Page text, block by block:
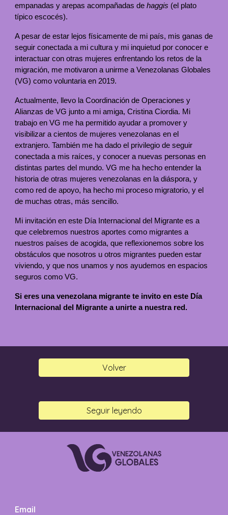
empanadas y arepas acompañadas dehaggis (el plato
típico escocés).
A pesar de estar lejos físicamente de mi país, mis ganas de
seguir conectada a mi cultura y mi inquietud por conocer e
interactuar con otras mujeres enfrentando los retos de la
migración, me motivaron a unirme a Venezolanas Globales
(VG) como voluntaria en 2019.
Actualmente, llevo la Coordinación de Operaciones y
Alianzas de VG junto a mi amiga, Cristina Ciordia. Mi
trabajo en VG me ha permitido ayudar a promover y
visibilizar a cientos de mujeres venezolanas en el
extranjero. También me ha dado el privilegio de seguir
conectada a mis raíces, y conocer a nuevas personas en
distintas partes del mundo. VG me ha hecho entender la
historia de otras mujeres venezolanas en la diáspora, y
como red de apoyo, ha hecho mi proceso migratorio, y el
de muchas otras, más sencillo.
Mi invitación en este Día Internacional del Migrante es a
que celebremos nuestros aportes como migrantes a
nuestros países de acogida, que reflexionemos sobre los
obstáculos que nosotros u otros migrantes pueden estar
viviendo, y que nos unamos y nos ayudemos en espacios
seguros como VG.
Si eres una venezolana migrante te invito en este Día
Internacional del Migrante a unirte a nuestra red.
Volver
Seguir leyendo
Email